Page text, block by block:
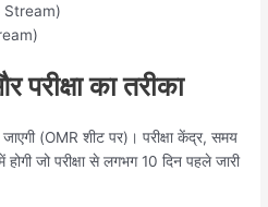
Stream)
परीक्षा का तरीका
(OMR शीट पर)। परीक्षा केंद्र, समय
होगी जो परीक्षा से लगभग 10 दिन पहले जारी